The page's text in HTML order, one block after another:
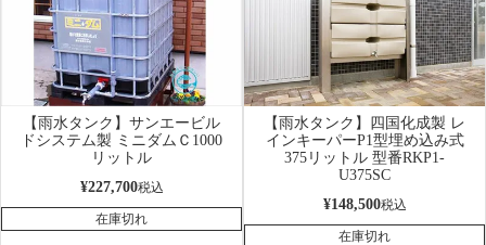
【雨水タンク】サンエービル
ドシステム製 ミニダムＣ1000
リットル
¥227,700税込
在庫切れ
【雨水タンク】四国化成製 レ
インキーパーP1型埋め込み式
375リットル 型番RKP1-
U375SC
¥148,500税込
在庫切れ